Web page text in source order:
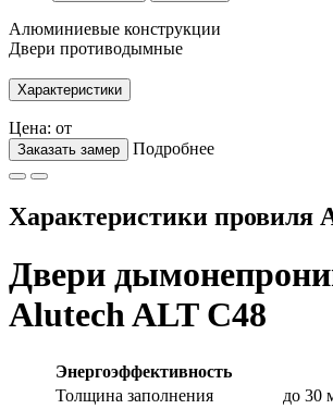
Алюминиевые конструкции
Двери противодымные
Характеристики
Цена: от
Заказать замер Подробнее
Характеристики провиля
Двери
Alutech ALT C48
Энергоэффективность
Толщина заполнения
до 30